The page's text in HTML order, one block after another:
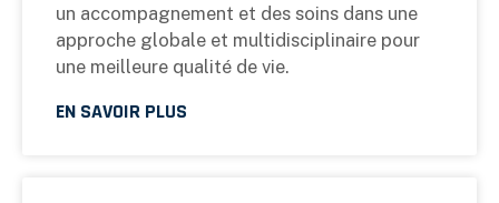
un accompagnement et des soins dans une
approche globale et multidisciplinaire pour
une meilleure qualité de vie.
EN SAVOIR PLUS